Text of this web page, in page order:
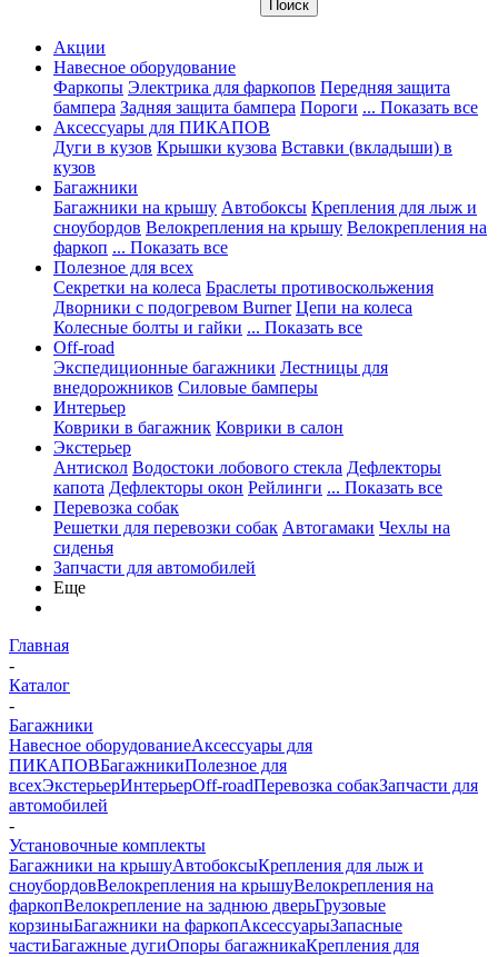
Акции
Навесное оборудование
Фаркопы Электрика для фаркопов Передняя защита
бампера Задняя защита бампера Пороги ... Показать все
Аксессуары для ПИКАПОВ
Дуги в кузов Крышки кузова Вставки (вкладыши) в
кузов
Багажники
Багажники на крышу Автобоксы Крепления для лыж и
сноубордов Велокрепления на крышу Велокрепления на
фаркоп ... Показать все
Полезное для всех
Секретки на колеса Браслеты противоскольжения
Дворники с подогревом Burner Цепи на колеса
Колесные болты и гайки ... Показать все
Off-road
Экспедиционные багажники Лестницы для
внедорожников Силовые бамперы
Интерьер
Коврики в багажник Коврики в салон
Экстерьер
Антискол Водостоки лобового стекла Дефлекторы
капота Дефлекторы окон Рейлинги ... Показать все
Перевозка собак
Решетки для перевозки собак Автогамаки Чехлы на
сиденья
Запчасти для автомобилей
Еще
Главная
-
Каталог
-
Багажники
Навесное оборудованиеАксессуары для
ПИКАПОВБагажникиПолезное для
всехЭкстерьерИнтерьерOff-roadПеревозка собакЗапчасти для
автомобилей
-
Установочные комплекты
Багажники на крышуАвтобоксыКрепления для лыж и
сноубордовВелокрепления на крышуВелокрепления на
фаркопВелокрепление на заднюю дверьГрузовые
корзиныБагажники на фаркопАксессуарыЗапасные
частиБагажные дугиОпоры багажникаКрепления для